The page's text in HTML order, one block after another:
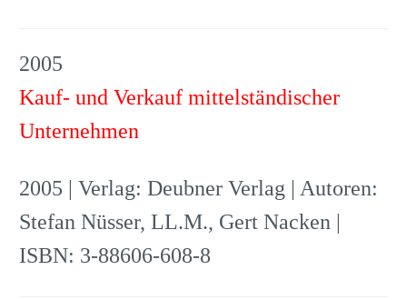
2005
Kauf- und Verkauf mittelständischer
Unternehmen
2005 | Verlag: Deubner Verlag | Autoren:
Stefan Nüsser, LL.M., Gert Nacken |
ISBN: 3-88606-608-8